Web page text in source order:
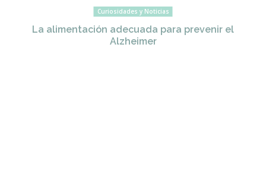
Curiosidades y Noticias
La alimentación adecuada para prevenir el
Alzheimer